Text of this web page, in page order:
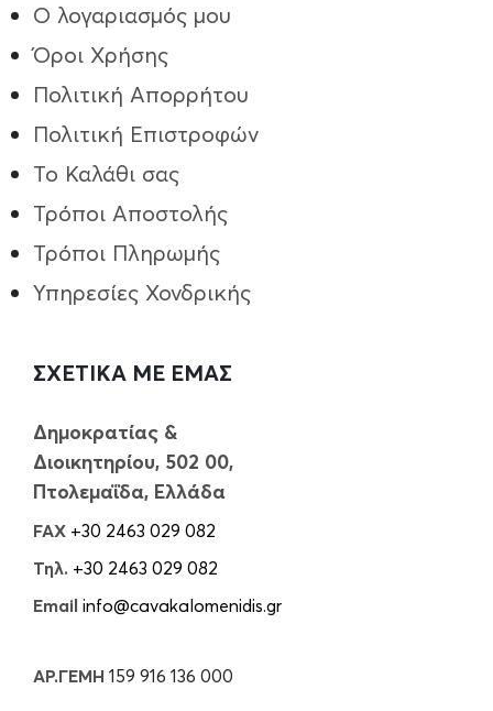
Ο λογαριασμός μου
Όροι Χρήσης
Πολιτική Απορρήτου
Πολιτική Επιστροφών
Το Καλάθι σας
Τρόποι Aποστολής
Τρόποι Πληρωμής
Υπηρεσίες Χονδρικής
ΣΧΕΤΙΚΑ ΜΕ ΕΜΑΣ
Δημοκρατίας &
Διοικητηρίου, 502 00,
Πτολεμαΐδα, Ελλάδα
FAX +30 2463 029 082
Τηλ. +30 2463 029 082
Email info@cavakalomenidis.gr
ΑΡ.ΓΕΜΗ 159 916 136 000